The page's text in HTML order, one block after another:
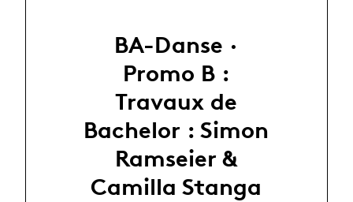
BA-Danse ·
Promo B :
Travaux de
Bachelor : Simon
Ramseier &
Camilla Stanga